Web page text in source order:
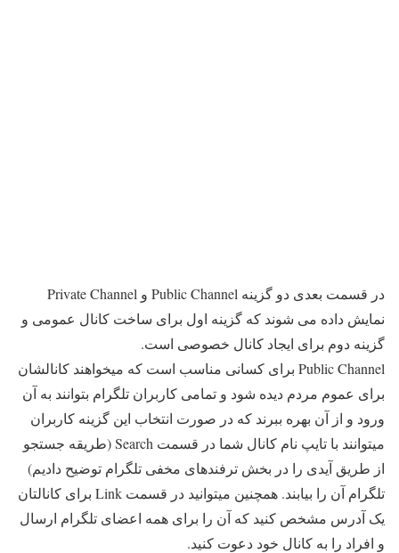
در قسمت بعدی دو گزینه Public Channel و Private Channel
نمایش داده می شوند که گزینه اول برای ساخت کانال عمومی و
گزینه دوم برای ایجاد کانال خصوصی است.
Public Channel برای کسانی مناسب است که میخواهند کانالشان
برای عموم مردم دیده شود و تمامی کاربران تلگرام بتوانند به آن
ورود و از آن بهره ببرند که در صورت انتخاب این گزینه کاربران
میتوانند با تایپ نام کانال شما در قسمت Search (طریقه جستجو
از طریق آیدی را در بخش ترفندهای مخفی تلگرام توضیح دادیم)
تلگرام آن را بیابند. همچنین میتوانید در قسمت Link برای کانالتان
یک آدرس مشخص کنید که آن را برای همه اعضای تلگرام ارسال
و افراد را به کانال خود دعوت کنید.